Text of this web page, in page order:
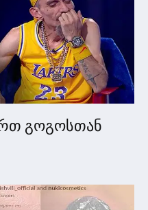
გოგოსთან